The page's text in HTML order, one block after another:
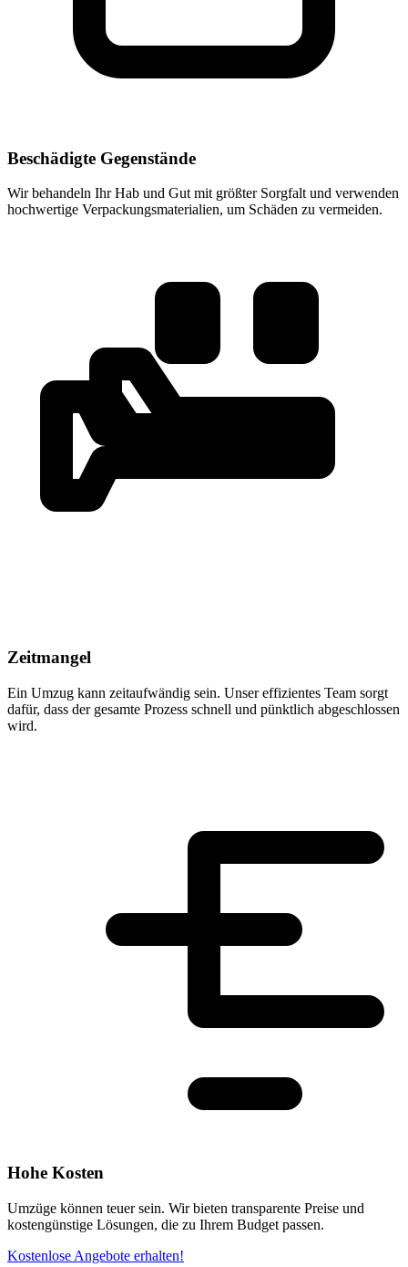
Beschädigte Gegenstände
Wir behandeln Ihr Hab und Gut mit größter Sorgfalt und verwenden
hochwertige Verpackungsmaterialien, um Schäden zu vermeiden.
Zeitmangel
Ein Umzug kann zeitaufwändig sein. Unser effizientes Team sorgt
dafür, dass der gesamte Prozess schnell und pünktlich abgeschlossen
wird.
Hohe Kosten
Umzüge können teuer sein. Wir bieten transparente Preise und
kostengünstige Lösungen, die zu Ihrem Budget passen.
Kostenlose Angebote erhalten!